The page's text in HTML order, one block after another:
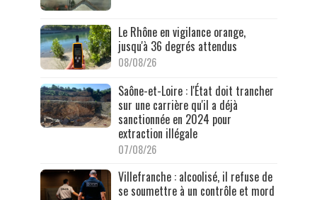
Le Rhône en vigilance orange,
jusqu'à 36 degrés attendus
08/08/26
Saône-et-Loire : l'État doit trancher
sur une carrière qu'il a déjà
sanctionnée en 2024 pour
extraction illégale
07/08/26
Villefranche : alcoolisé, il refuse de
se soumettre à un contrôle et mord